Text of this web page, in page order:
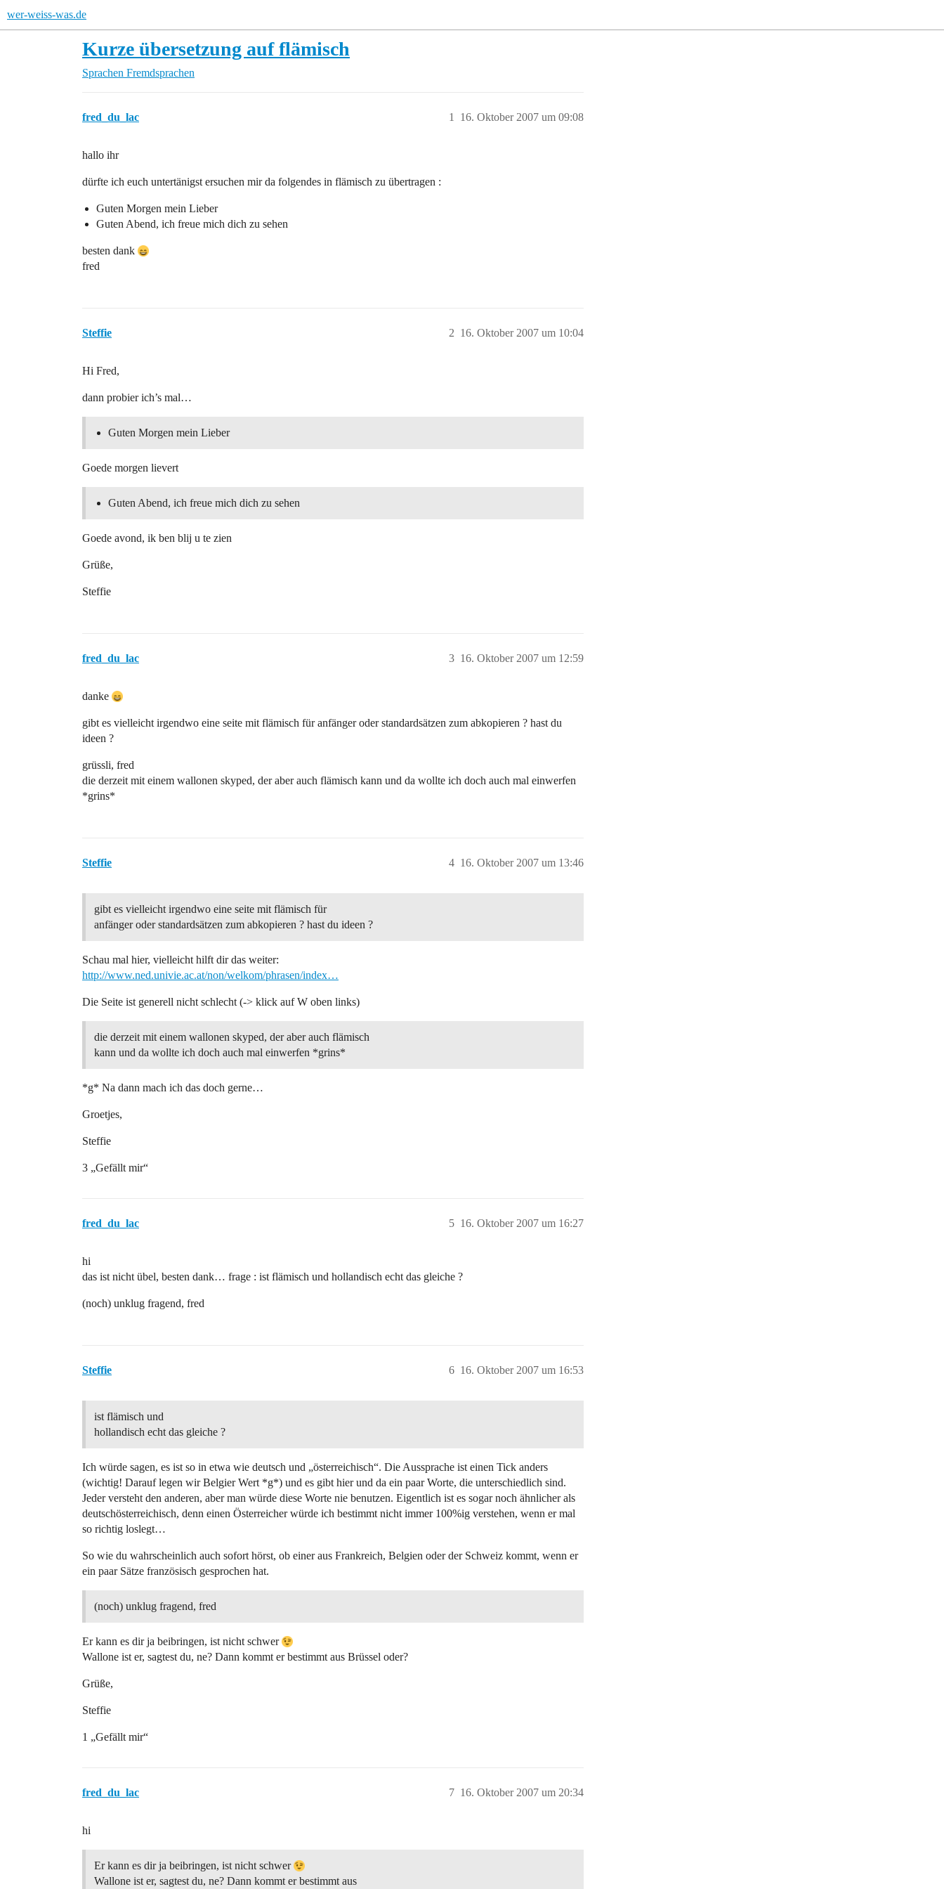
wer-weiss-was.de
Kurze übersetzung auf flämisch
Sprachen Fremdsprachen
fred_du_lac 16. Oktober 2007 um 09:08
1
hallo ihr
dürfte ich euch untertänigst ersuchen mir da folgendes in flämisch zu übertragen :
Guten Morgen mein Lieber
Guten Abend, ich freue mich dich zu sehen
besten dank
fred
Steffie 16. Oktober 2007 um 10:04
2
Hi Fred,
dann probier ich’s mal…
Guten Morgen mein Lieber
Goede morgen lievert
Guten Abend, ich freue mich dich zu sehen
Goede avond, ik ben blij u te zien
Grüße,
Steffie
fred_du_lac 16. Oktober 2007 um 12:59
3
danke
gibt es vielleicht irgendwo eine seite mit flämisch für anfänger oder standardsätzen zum abkopieren ? hast du
ideen ?
grüssli, fred
die derzeit mit einem wallonen skyped, der aber auch flämisch kann und da wollte ich doch auch mal einwerfen
*grins*
Steffie 16. Oktober 2007 um 13:46
4
gibt es vielleicht irgendwo eine seite mit flämisch für
anfänger oder standardsätzen zum abkopieren ? hast du ideen ?
Schau mal hier, vielleicht hilft dir das weiter:
http://www.ned.univie.ac.at/non/welkom/phrasen/index…
Die Seite ist generell nicht schlecht (-> klick auf W oben links)
die derzeit mit einem wallonen skyped, der aber auch flämisch
kann und da wollte ich doch auch mal einwerfen *grins*
*g* Na dann mach ich das doch gerne…
Groetjes,
Steffie
3 „Gefällt mir“
fred_du_lac 16. Oktober 2007 um 16:27
5
hi
das ist nicht übel, besten dank… frage : ist flämisch und hollandisch echt das gleiche ?
(noch) unklug fragend, fred
Steffie 16. Oktober 2007 um 16:53
6
ist flämisch und
hollandisch echt das gleiche ?
Ich würde sagen, es ist so in etwa wie deutsch und „österreichisch“. Die Aussprache ist einen Tick anders
(wichtig! Darauf legen wir Belgier Wert *g*) und es gibt hier und da ein paar Worte, die unterschiedlich sind.
Jeder versteht den anderen, aber man würde diese Worte nie benutzen. Eigentlich ist es sogar noch ähnlicher als
deutschösterreichisch, denn einen Österreicher würde ich bestimmt nicht immer 100%ig verstehen, wenn er mal
so richtig loslegt…
So wie du wahrscheinlich auch sofort hörst, ob einer aus Frankreich, Belgien oder der Schweiz kommt, wenn er
ein paar Sätze französisch gesprochen hat.
(noch) unklug fragend, fred
Er kann es dir ja beibringen, ist nicht schwer
Wallone ist er, sagtest du, ne? Dann kommt er bestimmt aus Brüssel oder?
Grüße,
Steffie
1 „Gefällt mir“
fred_du_lac 16. Oktober 2007 um 20:34
7
hi
Er kann es dir ja beibringen, ist nicht schwer
Wallone ist er, sagtest du, ne? Dann kommt er bestimmt aus